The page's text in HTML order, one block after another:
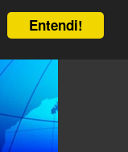
Entendi!